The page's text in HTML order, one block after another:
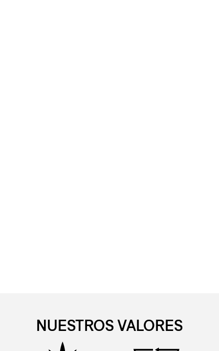
NUESTROS VALORES